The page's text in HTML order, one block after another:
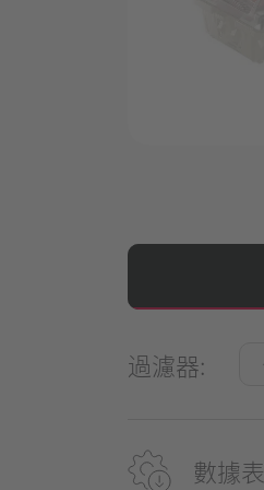
過濾器:
數據表